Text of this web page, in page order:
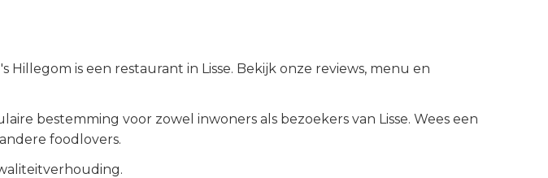
Hillegom is een restaurant in Lisse. Bekijk onze reviews, menu en
bestemming voor zowel inwoners als bezoekers van Lisse. Wees een
foodlovers.